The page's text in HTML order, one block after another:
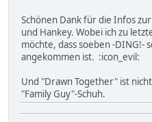
Schönen Dank für die Infos
und Hankey. Wobei ich zu
möchte, dass soeben -DING!-
angekommen ist. :icon_evil:
Und "Drawn Together" ist
"Family Guy"-Schuh.